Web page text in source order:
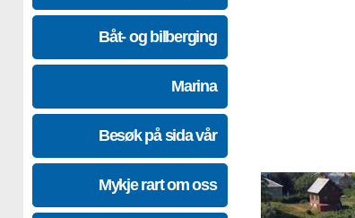
Båt- og bilberging
Marina
Besøk på sida vår
Mykje rart om oss